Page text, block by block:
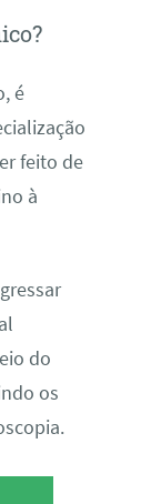
é
feito de
à
do
os